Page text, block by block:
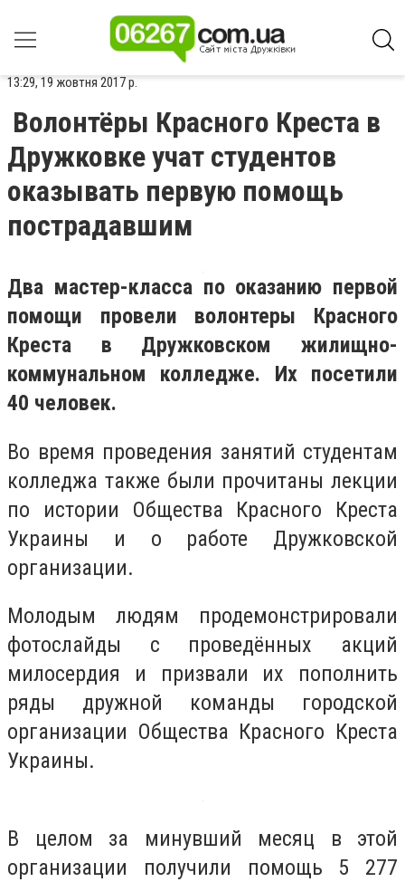
13:29, 19 жовтня 2017 р.
Волонтёры Красного Креста в
Дружковке учат студентов
оказывать первую помощь
пострадавшим
Два мастер-класса по оказанию первой
помощи провели волонтеры Красного
Креста в Дружковском жилищно-
коммунальном колледже. Их посетили
40 человек.
Во время проведения занятий студентам
колледжа также были прочитаны лекции
по истории Общества Красного Креста
Украины и о работе Дружковской
организации.
Молодым людям продемонстрировали
фотослайды с проведённых акций
милосердия и призвали их пополнить
ряды дружной команды городской
организации Общества Красного Креста
Украины.
В целом за минувший месяц в этой
организации получили помощь 5 277